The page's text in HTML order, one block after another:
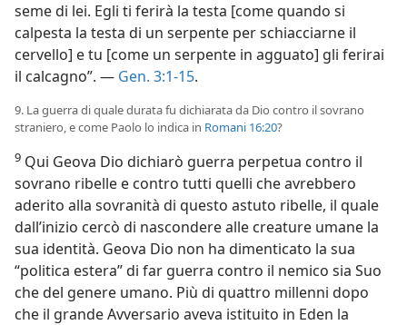
seme di lei. Egli ti ferirà la testa [come quando si
calpesta la testa di un serpente per schiacciarne il
cervello] e tu [come un serpente in agguato] gli ferirai
il calcagno”. — Gen. 3:1-15.
9. La guerra di quale durata fu dichiarata da Dio contro il sovrano
straniero, e come Paolo lo indica in Romani 16:20?
9 Qui Geova Dio dichiarò guerra perpetua contro il
sovrano ribelle e contro tutti quelli che avrebbero
aderito alla sovranità di questo astuto ribelle, il quale
dall’inizio cercò di nascondere alle creature umane la
sua identità. Geova Dio non ha dimenticato la sua
“politica estera” di far guerra contro il nemico sia Suo
che del genere umano. Più di quattro millenni dopo
che il grande Avversario aveva istituito in Eden la